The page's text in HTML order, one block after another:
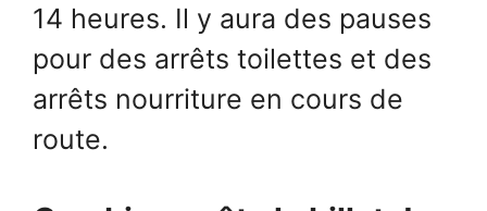
14 heures. Il y aura des pauses
pour des arrêts toilettes et des
arrêts nourriture en cours de
route.